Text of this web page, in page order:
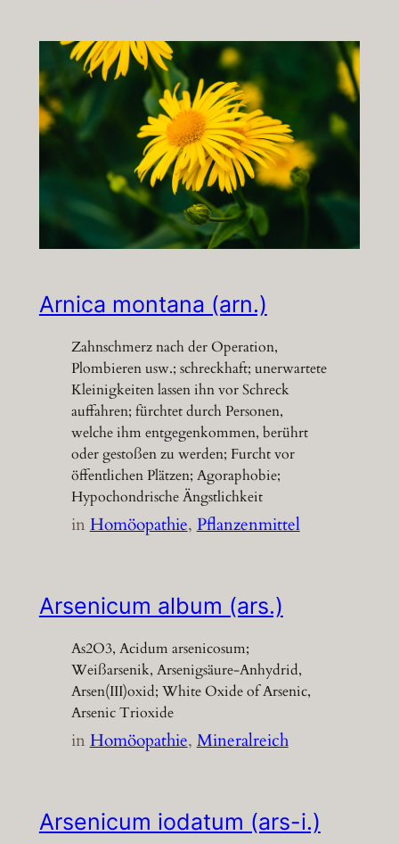
Arnica montana (arn.)
Zahnschmerz nach der Operation,
Plombieren usw.; schreckhaft; unerwartete
Kleinigkeiten lassen ihn vor Schreck
auffahren; fürchtet durch Personen,
welche ihm entgegenkommen, berührt
oder gestoßen zu werden; Furcht vor
öffentlichen Plätzen; Agoraphobie;
Hypochondrische Ängstlichkeit
inHomöopathie, Pflanzenmittel
Arsenicum album (ars.)
As2O3, Acidum arsenicosum;
Weißarsenik, Arsenigsäure-Anhydrid,
Arsen(III)oxid; White Oxide of Arsenic,
Arsenic Trioxide
inHomöopathie, Mineralreich
Arsenicum iodatum (ars-i.)